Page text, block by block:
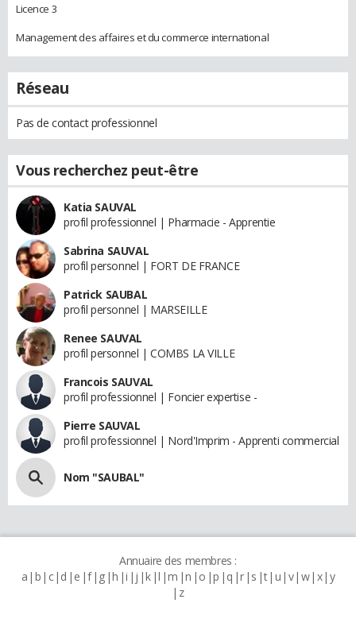
Licence 3
Management des affaires et du commerce international
Réseau
Pas de contact professionnel
Vous recherchez peut-être
Katia SAUVAL
profil professionnel | Pharmacie - Apprentie
Sabrina SAUVAL
profil personnel | FORT DE FRANCE
Patrick SAUBAL
profil personnel | MARSEILLE
Renee SAUVAL
profil personnel | COMBS LA VILLE
Francois SAUVAL
profil professionnel | Foncier expertise -
Pierre SAUVAL
profil professionnel | Nord'Imprim - Apprenti commercial
Nom "SAUBAL"
Annuaire des membres :
a b c d e f g h i j k l m n o p q r s t u v w x y
z